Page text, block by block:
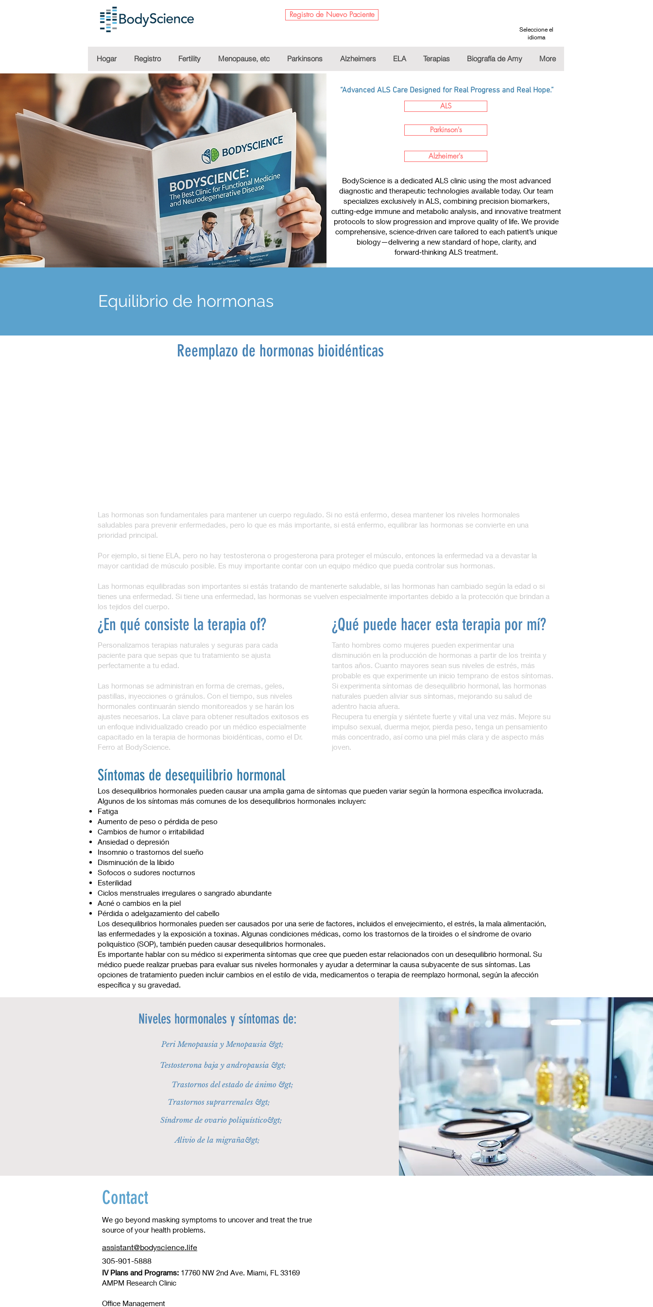
Registro de Nuevo Paciente
Seleccione el
idioma
Hogar Registro Fertility Menopause, etc Parkinsons Alzheimers ELA Terapias Biografía de Amy More
“Advanced ALS Care Designed for Real Progress and Real Hope.”
ALS
Parkinson's
Alzheimer's
BodyScience is a dedicated ALS clinic using the most advanced
diagnostic and therapeutic technologies available today. Our team
specializes exclusively in ALS, combining precision biomarkers,
cutting‑edge immune and metabolic analysis, and innovative treatment
protocols to slow progression and improve quality of life. We provide
comprehensive, science‑driven care tailored to each patient’s unique
biology—delivering a new standard of hope, clarity, and
forward‑thinking ALS treatment.
Equilibrio de hormonas
Reemplazo de hormonas bioidénticas
Las hormonas son fundamentales para mantener un cuerpo regulado. Si no está enfermo, desea mantener los niveles hormonales
saludables para prevenir enfermedades, pero lo que es más importante, si está enfermo, equilibrar las hormonas se convierte en una
prioridad principal.
Por ejemplo, si tiene ELA, pero no hay testosterona o progesterona para proteger el músculo, entonces la enfermedad va a devastar la
mayor cantidad de músculo posible. Es muy importante contar con un equipo médico que pueda controlar sus hormonas.
Las hormonas equilibradas son importantes si estás tratando de mantenerte saludable, si las hormonas han cambiado según la edad o si
tienes una enfermedad. Si tiene una enfermedad, las hormonas se vuelven especialmente importantes debido a la protección que brindan a
los tejidos del cuerpo.
¿En qué consiste la terapia of?
Personalizamos terapias naturales y seguras para cada
paciente para que sepas que tu tratamiento se ajusta
perfectamente a tu edad.
Las hormonas se administran en forma de cremas, geles,
pastillas, inyecciones o gránulos. Con el tiempo, sus niveles
hormonales continuarán siendo monitoreados y se harán los
ajustes necesarios. La clave para obtener resultados exitosos es
un enfoque individualizado creado por un médico especialmente
capacitado en la terapia de hormonas bioidénticas, como el Dr.
Ferro at BodyScience.
¿Qué puede hacer esta terapia por mí?
Tanto hombres como mujeres pueden experimentar una
disminución en la producción de hormonas a partir de los treinta y
tantos años. Cuanto mayores sean sus niveles de estrés, más
probable es que experimente un inicio temprano de estos síntomas.
Si experimenta síntomas de desequilibrio hormonal, las hormonas
naturales pueden aliviar sus síntomas, mejorando su salud de
adentro hacia afuera.
Recupera tu energía y siéntete fuerte y vital una vez más. Mejore su
impulso sexual, duerma mejor, pierda peso, tenga un pensamiento
más concentrado, así como una piel más clara y de aspecto más
joven.
Síntomas de desequilibrio hormonal
Los desequilibrios hormonales pueden causar una amplia gama de síntomas que pueden variar según la hormona específica involucrada.
Algunos de los síntomas más comunes de los desequilibrios hormonales incluyen:
Fatiga
Aumento de peso o pérdida de peso
Cambios de humor o irritabilidad
Ansiedad o depresión
Insomnio o trastornos del sueño
Disminución de la libido
Sofocos o sudores nocturnos
Esterilidad
Ciclos menstruales irregulares o sangrado abundante
Acné o cambios en la piel
Pérdida o adelgazamiento del cabello
Los desequilibrios hormonales pueden ser causados por una serie de factores, incluidos el envejecimiento, el estrés, la mala alimentación,
las enfermedades y la exposición a toxinas. Algunas condiciones médicas, como los trastornos de la tiroides o el síndrome de ovario
poliquístico (SOP), también pueden causar desequilibrios hormonales.
Es importante hablar con su médico si experimenta síntomas que cree que pueden estar relacionados con un desequilibrio hormonal. Su
médico puede realizar pruebas para evaluar sus niveles hormonales y ayudar a determinar la causa subyacente de sus síntomas. Las
opciones de tratamiento pueden incluir cambios en el estilo de vida, medicamentos o terapia de reemplazo hormonal, según la afección
específica y su gravedad.
Niveles hormonales y síntomas de:
Peri Menopausia y Menopausia &gt;
Testosterona baja y andropausia &gt;
Trastornos del estado de ánimo​ &gt;
Trastornos suprarrenales​ &gt;
Síndrome de ovario poliquístico&gt;
Alivio de la migraña&gt;
Contact
We go beyond masking symptoms to uncover and treat the true
source of your health problems.
assistant@bodyscience.life
305-901-5888
IV Plans and Programs: 17760 NW 2nd Ave. Miami, FL 33169
​AMPM Research Clinic
Office Management